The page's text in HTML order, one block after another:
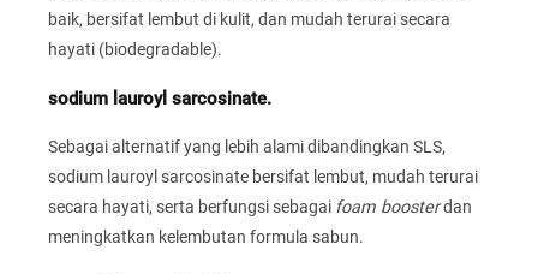
baik, bersifat lembut di kulit, dan mudah terurai secara
hayati (biodegradable).
sodium lauroyl sarcosinate.
Sebagai alternatif yang lebih alami dibandingkan SLS,
sodium lauroyl sarcosinate bersifat lembut, mudah terurai
secara hayati, serta berfungsi sebagai foam boosterdan
meningkatkan kelembutan formula sabun.